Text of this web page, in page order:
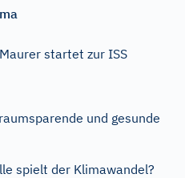
startet zur ISS
und gesunde
spielt der Klimawandel?